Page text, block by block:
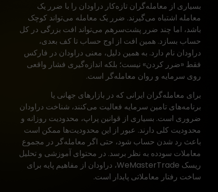
بسیاری از معامله‌گران تازه‌کار دراودان را با ضرر یک
معامله اشتباه می‌گیرند. ضرر یک معامله می‌تواند کوچک
باشد، اما چند ضرر پشت‌سرهم می‌تواند افت بزرگی در کل
حساب بسازد. همین افت از اوج حساب تا کف بعدی،
دراودان نام دارد. به همین دلیل، معنی دراودان در فارکس
فقط «ضرر کردن» نیست؛ بلکه اندازه‌گیری فشار واقعی
روی سرمایه و روان معامله‌گر است.
برای معامله‌گران ایرانی که در بازارهای جهانی یا
برنامه‌های تامین سرمایه فعالیت می‌کنند، شناخت دراودان
ضروری است. بسیاری از قوانین پراپ، محدودیت روزانه و
محدودیت کلی دارند. عبور از این محدودیت‌ها ممکن است
باعث رد شدن حساب شود، حتی اگر معامله‌گر در مجموع
معاملات سودده به نظر برسد. در محتوای آموزشی و تحلیل
ریسک WeMasterTrade، دراودان از مفاهیم پایه برای
ساخت رفتار معاملاتی پایدار است.